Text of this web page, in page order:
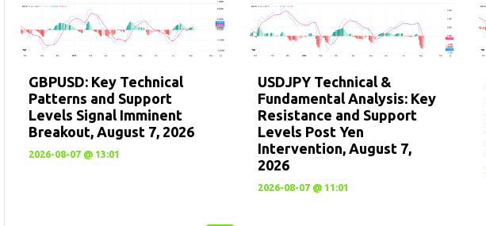
GBPUSD: Key Technical
Patterns and Support
Levels Signal Imminent
Breakout, August 7, 2026
2026-08-07 @ 13:01
USDJPY Technical &
Fundamental Analysis: Key
Resistance and Support
Levels Post Yen
Intervention, August 7,
2026
2026-08-07 @ 11:01